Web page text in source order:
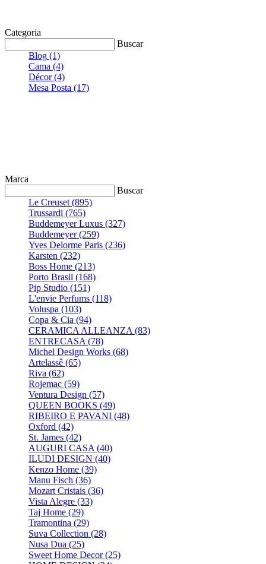
Categoria
Buscar
Blog (1)
Cama (4)
Décor (4)
Mesa Posta (17)
Marca
Buscar
Le Creuset (895)
Trussardi (765)
Buddemeyer Luxus (327)
Buddemeyer (259)
Yves Delorme Paris (236)
Karsten (232)
Boss Home (213)
Porto Brasil (168)
Pip Studio (151)
L'envie Perfums (118)
Voluspa (103)
Copa & Cia (94)
CERAMICA ALLEANZA (83)
ENTRECASA (78)
Michel Design Works (68)
Artelassê (65)
Riva (62)
Rojemac (59)
Ventura Design (57)
QUEEN BOOKS (49)
RIBEIRO E PAVANI (48)
Oxford (42)
St. James (42)
AUGURI CASA (40)
ILUDI DESIGN (40)
Kenzo Home (39)
Manu Fisch (36)
Mozart Cristais (36)
Vista Alegre (33)
Taj Home (29)
Tramontina (29)
Suva Collection (28)
Nusa Dua (25)
Sweet Home Decor (25)